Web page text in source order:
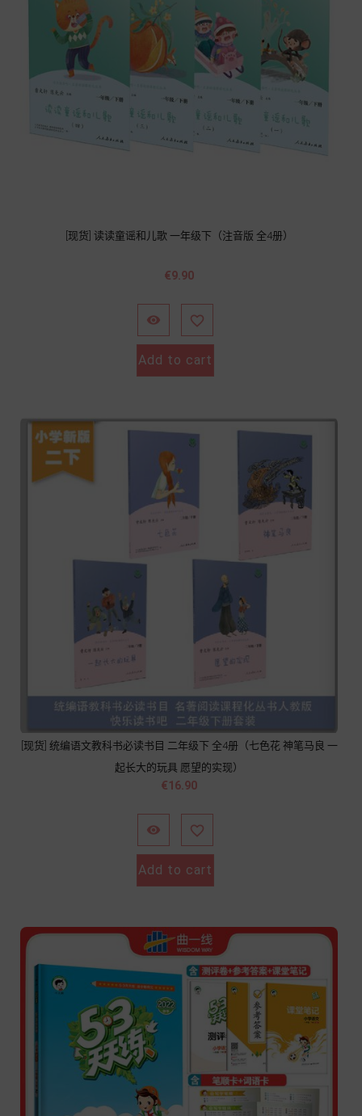
[现货] 读读童谣和儿歌 一年级下（注音版 全4册）
價
€9.90
 
Add to cart
[现货] 统编语文教科书必读书目 二年级下 全4册（七色花 神笔马良 一
起长大的玩具 愿望的实现）
價
€16.90
 
Add to cart